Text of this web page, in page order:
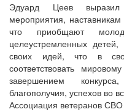
Эдуард Цеев выразил
мероприятия,
что приобщают
целеустремленных
своих идей, что в
соответствовать
завершением
благополучия, успехов во
Ассоциация ветеранов